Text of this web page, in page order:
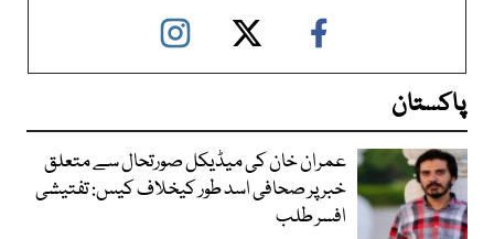
پاکستان
عمران خان کی میڈیکل صورتحال سے متعلق
خبر پر صحافی اسد طور کیخلاف کیس: تفتیشی
افسر طلب